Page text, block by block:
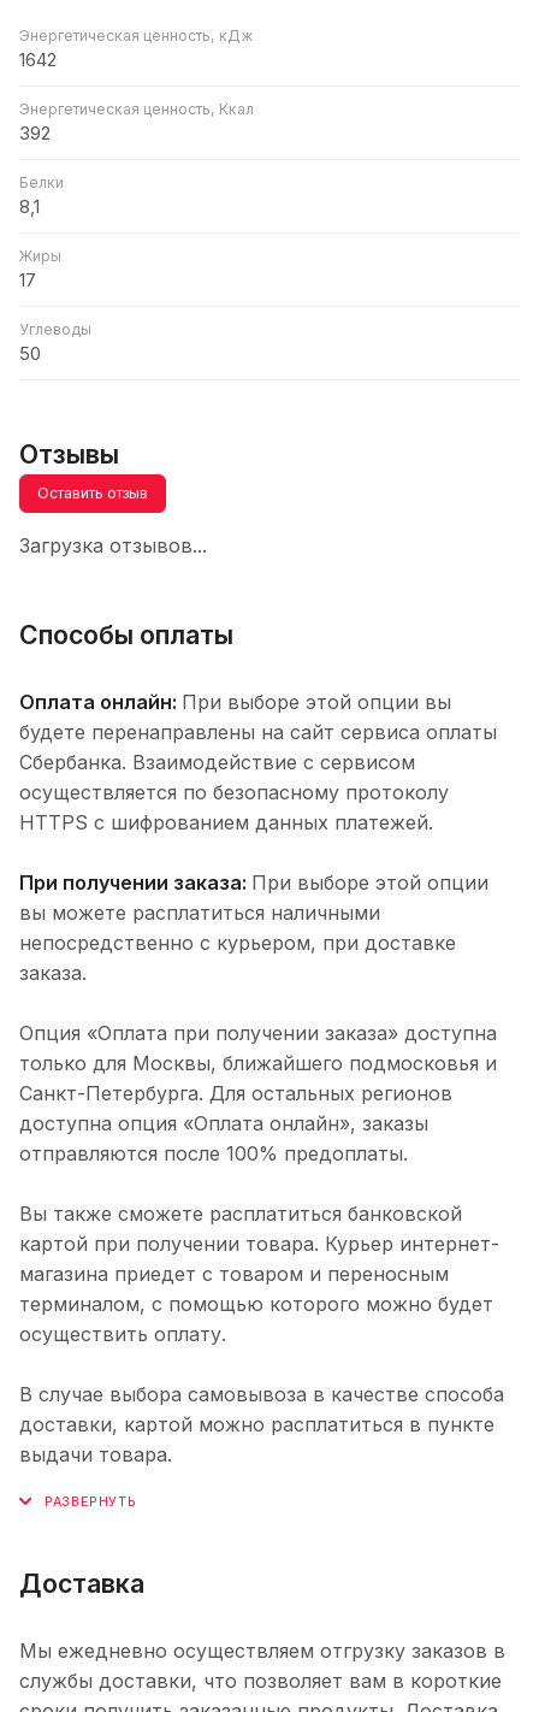
Энергетическая ценность, кДж
1642
Энергетическая ценность, Ккал
392
Белки
8,1
Жиры
17
Углеводы
50
Отзывы
Оставить отзыв
Загрузка отзывов...
Способы оплаты
Оплата онлайн: При выборе этой опции вы
будете перенаправлены на сайт сервиса оплаты
Сбербанка. Взаимодействие с сервисом
осуществляется по безопасному протоколу
HTTPS с шифрованием данных платежей.
При получении заказа: При выборе этой опции
вы можете расплатиться наличными
непосредственно с курьером, при доставке
заказа.
Опция «Оплата при получении заказа» доступна
только для Москвы, ближайшего подмосковья и
Санкт-Петербурга. Для остальных регионов
доступна опция «Оплата онлайн», заказы
отправляются после 100% предоплаты.
Вы также сможете расплатиться банковской
картой при получении товара. Курьер интернет-
магазина приедет с товаром и переносным
терминалом, с помощью которого можно будет
осуществить оплату.
В случае выбора самовывоза в качестве способа
доставки, картой можно расплатиться в пункте
выдачи товара.
Доставка
Мы ежедневно осуществляем отгрузку заказов в
службы доставки, что позволяет вам в короткие